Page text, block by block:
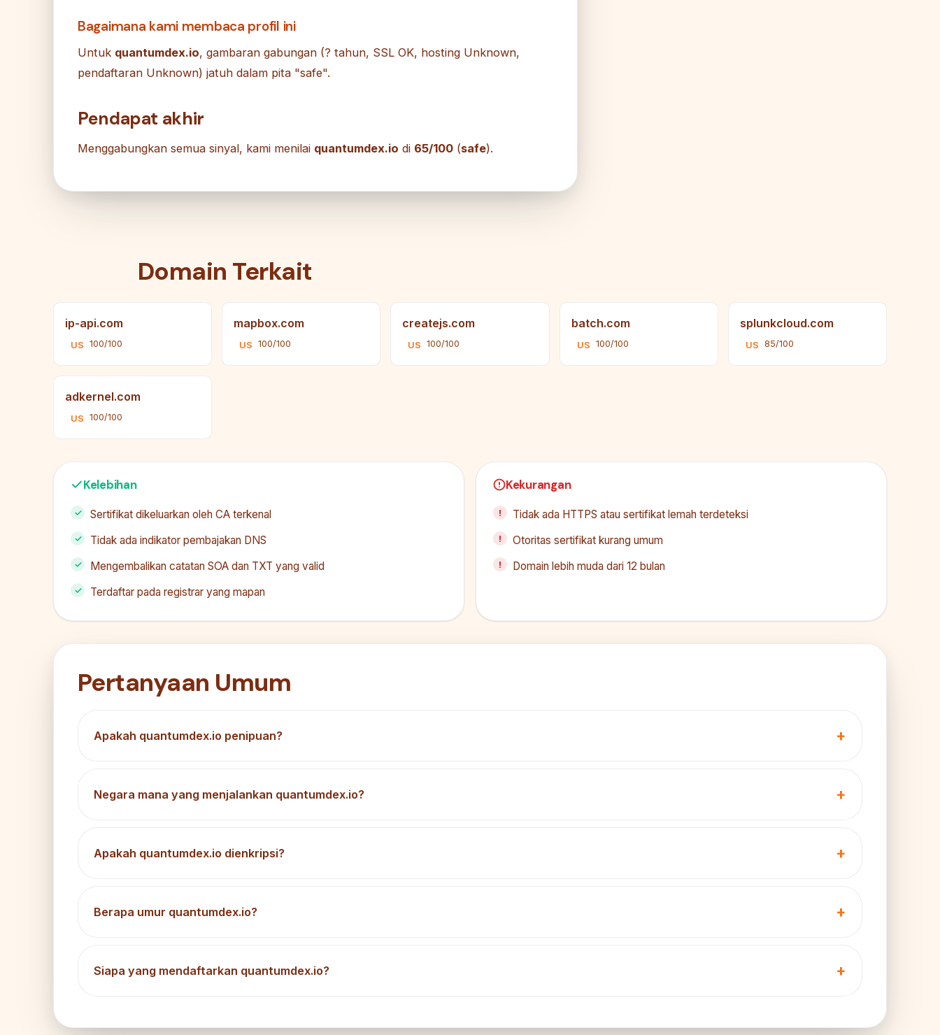
Bagaimana kami membaca profil ini
Untuk quantumdex.io, gambaran gabungan (? tahun, SSL OK, hosting Unknown,
pendaftaran Unknown) jatuh dalam pita "safe".
Pendapat akhir
Menggabungkan semua sinyal, kami menilai quantumdex.io di 65/100 (safe).
Domain Terkait
ip-api.com
US 100/100
mapbox.com
US 100/100
createjs.com
US 100/100
batch.com
US 100/100
splunkcloud.com
US 85/100
adkernel.com
US 100/100
Kelebihan
Sertifikat dikeluarkan oleh CA terkenal
Tidak ada indikator pembajakan DNS
Mengembalikan catatan SOA dan TXT yang valid
Terdaftar pada registrar yang mapan
Kekurangan
Tidak ada HTTPS atau sertifikat lemah terdeteksi
Otoritas sertifikat kurang umum
Domain lebih muda dari 12 bulan
Pertanyaan Umum
Apakah quantumdex.io penipuan?
Negara mana yang menjalankan quantumdex.io?
Apakah quantumdex.io dienkripsi?
Berapa umur quantumdex.io?
Siapa yang mendaftarkan quantumdex.io?